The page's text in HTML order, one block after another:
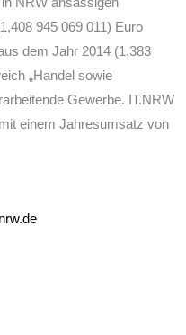
945 069 011) Euro
dem Jahr 2014 (1,383
„Handel sowie
Gewerbe. IT.NRW
einem Jahresumsatz von